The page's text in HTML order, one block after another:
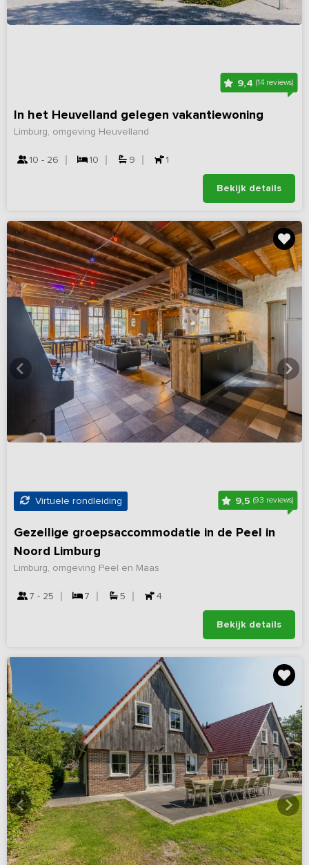
9,4(14 reviews)
In het Heuvelland gelegen vakantiewoning
Limburg, omgeving Heuvelland
10 - 26 10 9 1
Bekijk details
Virtuele rondleiding 9,5 (93 reviews)
Gezellige groepsaccommodatie in de Peel in
Noord Limburg
Limburg, omgeving Peel en Maas
7 - 25 7 5 4
Bekijk details